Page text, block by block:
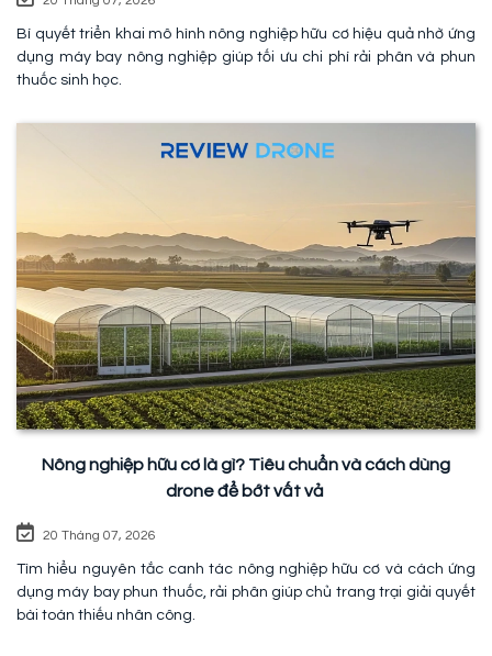
Bí quyết triển khai mô hình nông nghiệp hữu cơ hiệu quả nhờ ứng
dụng máy bay nông nghiệp giúp tối ưu chi phí rải phân và phun
thuốc sinh học.
Nông nghiệp hữu cơ là gì? Tiêu chuẩn và cách dùng
drone để bớt vất vả
20 Tháng 07, 2026
Tìm hiểu nguyên tắc canh tác nông nghiệp hữu cơ và cách ứng
dụng máy bay phun thuốc, rải phân giúp chủ trang trại giải quyết
bài toán thiếu nhân công.